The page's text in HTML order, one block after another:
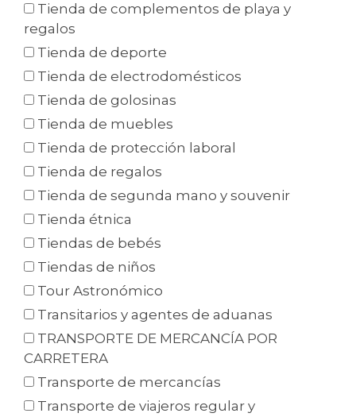
Tienda de complementos de playa y
regalos
Tienda de deporte
Tienda de electrodomésticos
Tienda de golosinas
Tienda de muebles
Tienda de protección laboral
Tienda de regalos
Tienda de segunda mano y souvenir
Tienda étnica
Tiendas de bebés
Tiendas de niños
Tour Astronómico
Transitarios y agentes de aduanas
TRANSPORTE DE MERCANCÍA POR
CARRETERA
Transporte de mercancías
Transporte de viajeros regular y